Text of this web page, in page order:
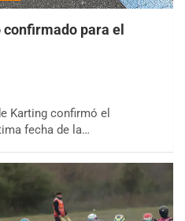
confirmado para el
Karting confirmó el
fecha de la…